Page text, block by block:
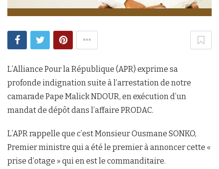
L’Alliance Pour la République (APR) exprime sa
profonde indignation suite à l’arrestation de notre
camarade Pape Malick NDOUR, en exécution d’un
mandat de dépôt dans l’affaire PRODAC.
L’APR rappelle que c’est Monsieur Ousmane SONKO,
Premier ministre qui a été le premier à annoncer cette «
prise d’otage » qui en est le commanditaire.